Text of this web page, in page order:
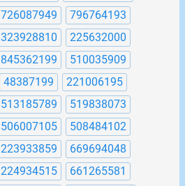
726087949
796764193
323928810
225632000
845362199
510035909
48387199
221006195
513185789
519838073
506007105
508484102
223933859
669694048
224934515
661265581